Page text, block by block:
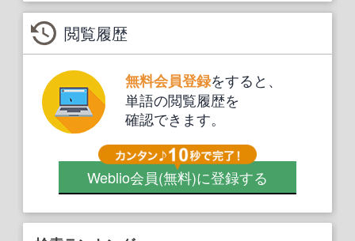
閲覧履歴
無料会員登録をすると、
単語の閲覧履歴を
確認できます。
Weblio会員(無料)に登録する